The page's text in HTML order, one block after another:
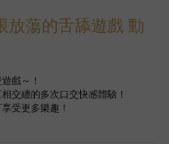
放蕩的舌舔遊戲 動
戲～！
交纏的多次口交快感體驗！
受更多樂趣！